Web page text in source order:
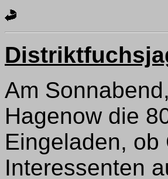
Am
Hagenow die
Eingeladen,
Interessenten